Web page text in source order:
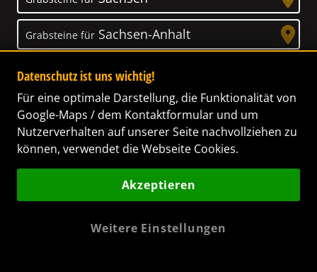
Grabsteine für Sachsen-Anhalt
Grabsteine für Schleswig-Holstein
Grabsteine fürThüringen
Unser Anspruch
Das Leben ist ein Geschenk! – Nun haben wir
Datenschutz ist uns wichtig!
Für eine optimale Darstellung, die Funktionalität von
Google-Maps / dem Kontaktformular und um
Nutzerverhalten auf unserer Seite nachvollziehen zu
können, verwendet die Webseite Cookies.
Akzeptieren
Weitere Einstellungen